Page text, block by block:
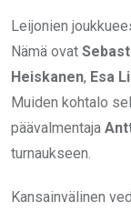
Leijonien
Nämä ovat
Heiskanen, Esa
Muiden kohtalo
päävalmentaja
turnaukseen.
Kansainvälinen